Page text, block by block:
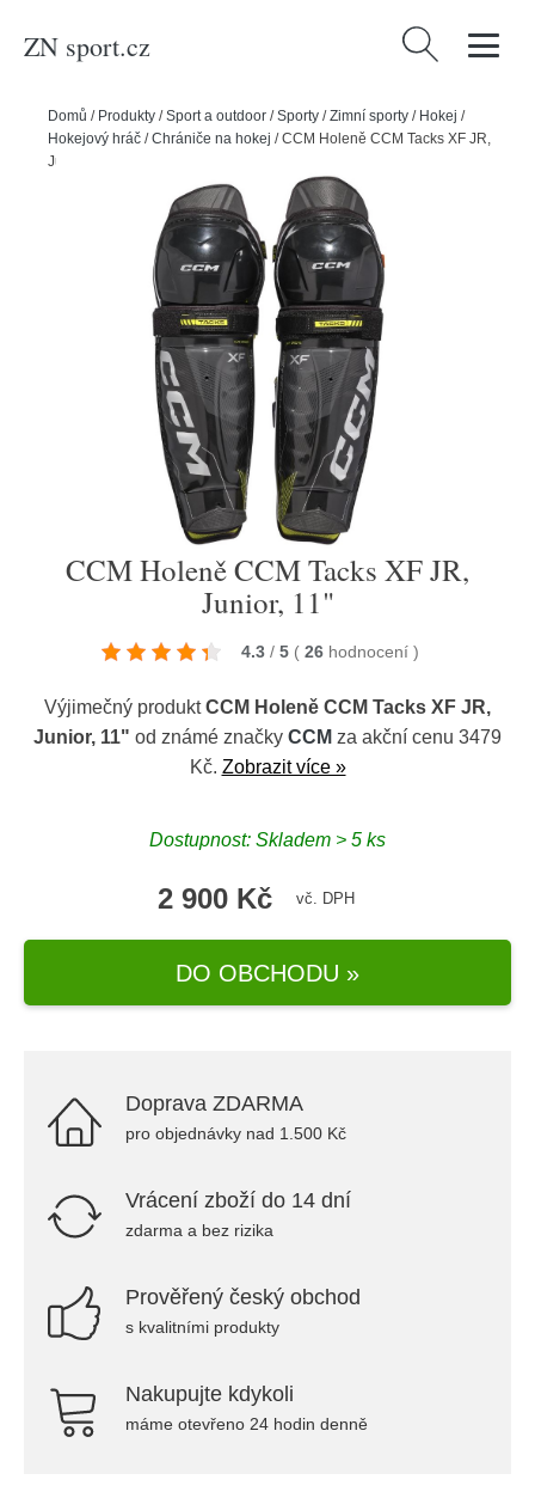
ZN sport.cz Vyhledávání
Domů / Produkty /Sport a outdoor /Sporty /Zimní sporty / Hokej /
Hokejový hráč /Chrániče na hokej /CCM Holeně CCM Tacks XF JR,
Junior, 11"
CCM Holeně CCM Tacks XF JR,
Junior, 11"
4.3 / 5 ( 26 hodnocení )
Výjimečný produktCCM Holeně CCM Tacks XF JR,
Junior, 11" od známé značky CCM za akční cenu 3479
Kč. Zobrazit více »
Dostupnost: Skladem > 5 ks
2 900 Kč vč. DPH
DO OBCHODU »
Doprava ZDARMA
pro objednávky nad 1.500 Kč
Vrácení zboží do 14 dní
zdarma a bez rizika
Prověřený český obchod
s kvalitními produkty
Nakupujte kdykoli
máme otevřeno 24 hodin denně